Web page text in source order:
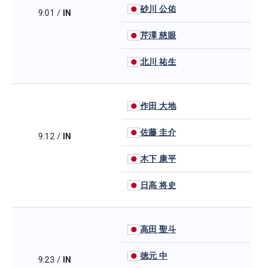
9:01 / IN 砂川 公佑
芹澤 慈眼
北川 祐生
9:12 / IN
作田 大地
佐藤 圭介
木下 康平
日高 将史
9:23 / IN
高田 聖斗
徳元 中